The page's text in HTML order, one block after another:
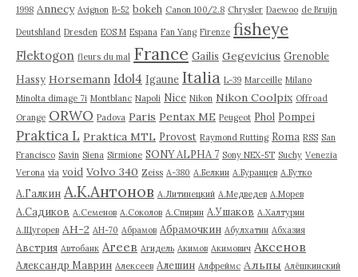
1998 Annecy Avignon B-52 bokeh Canon 100/2.8 Chrysler Daewoo de Bruijn
Deutshland Dresden EOS M Espana Fan Yang Firenze fisheye
Flektogon fleurs du mal France Gailis Gegevicius Grenoble
Hassy Horsemann Idol4 Igaune Italia L-39 Marceille Milano
Minolta dimage 7i Montblanc Napoli Nice Nikon Nikon Coolpix Offroad
Orange ORWO Padova Paris Pentax ME Peugeot Phol Pompei
Praktica L Praktica MTL Provost Raymond Rutting Roma RSS San
Francisco Savin Siena Sirmione SONY ALPHA 7 Sony NEX-5T Suchy Venezia
Verona via void Volvo 340 Zeiss А-380 А.Белкин А.Буранцев А.Бутко
А.Галкин А.К.Антонов А.Литинецкий А.Медведев А.Морев
А.Садиков А.Семенов А.Соколов А.Спирин А.Ушаков А.Халтурин
А.Щугорев АН-2 АН-70 Абрамов Абрамочкин Абулхатин Абхазия
Австрия Автобанк Агеев Агидель Акимов Акимович Аксенов
Александр Маврин Алексеев Алешин Алфреймс Альпы Алёшкинский